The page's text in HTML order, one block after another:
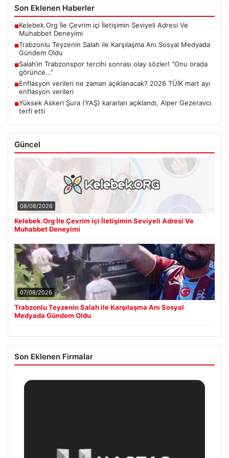
Son Eklenen Haberler
■Kelebek.Org İle Çevrim içi İletişimin Seviyeli Adresi Ve
Muhabbet Deneyimi
■Trabzonlu Teyzenin Salah ile Karşılaşma Anı Sosyal Medyada
Gündem Oldu
■Salah’ın Trabzonspor tercihi sonrası olay sözler! “Onu orada
görünce…”
■Enflasyon verileri ne zaman açıklanacak? 2026 TÜİK mart ayı
enflasyon verileri
■Yüksek Askeri Şura (YAŞ) kararları açıklandı, Alper Gezeravcı
terfi etti
Güncel
08/08/2026
Kelebek.Org İle Çevrim içi İletişimin Seviyeli Adresi Ve
Muhabbet Deneyimi
07/08/2026
Trabzonlu Teyzenin Salah ile Karşılaşma Anı Sosyal
Medyada Gündem Oldu
Son Eklenen Firmalar